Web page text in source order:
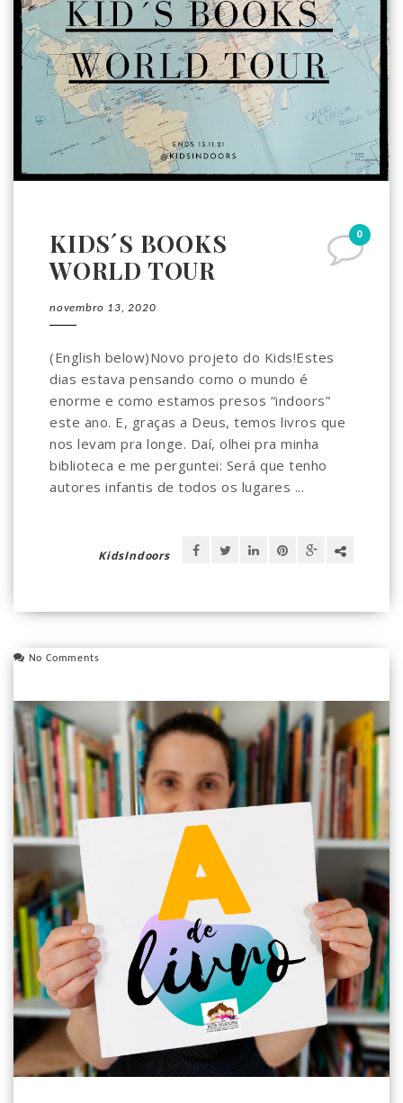
0
KIDS´S BOOKS
WORLD TOUR
novembro 13, 2020
(English below)Novo projeto do Kids!Estes
dias estava pensando como o mundo é
enorme e como estamos presos “indoors”
este ano. E, graças a Deus, temos livros que
nos levam pra longe. Daí, olhei pra minha
biblioteca e me perguntei: Será que tenho
autores infantis de todos os lugares ...
KidsIndoors
No Comments